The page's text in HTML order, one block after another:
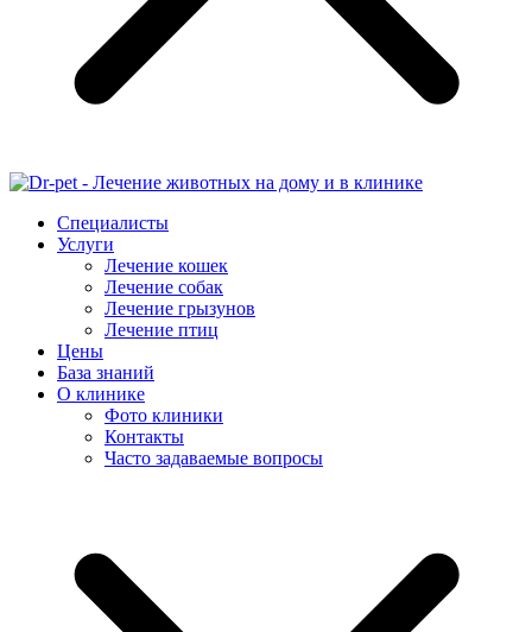
Специалисты
Услуги
Лечение кошек
Лечение собак
Лечение грызунов
Лечение птиц
Цены
База знаний
О клинике
Фото клиники
Контакты
Часто задаваемые вопросы